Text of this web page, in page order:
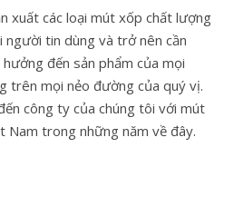
xuất các loại mút xốp chất lượng
người tin dùng và trở nên cần
đến sản phẩm của mọi
trên mọi nẻo đường của quý vị.
công ty của chúng tôi với mút
trong những năm về đây.